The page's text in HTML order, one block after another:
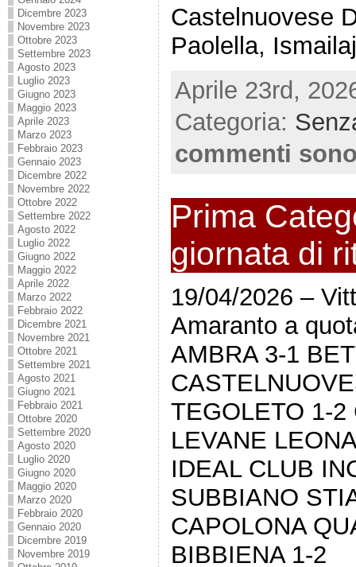
Dicembre 2023
Novembre 2023
Ottobre 2023
Settembre 2023
Agosto 2023
Luglio 2023
Giugno 2023
Maggio 2023
Aprile 2023
Marzo 2023
Febbraio 2023
Gennaio 2023
Dicembre 2022
Novembre 2022
Ottobre 2022
Settembre 2022
Agosto 2022
Luglio 2022
Giugno 2022
Maggio 2022
Aprile 2022
Marzo 2022
Febbraio 2022
Dicembre 2021
Novembre 2021
Ottobre 2021
Settembre 2021
Agosto 2021
Giugno 2021
Febbraio 2021
Ottobre 2020
Settembre 2020
Agosto 2020
Luglio 2020
Giugno 2020
Maggio 2020
Marzo 2020
Febbraio 2020
Gennaio 2020
Dicembre 2019
Novembre 2019
Castelnuovese
Paolella,
Aprile 23rd,
Categoria:
commenti
Prima
giornata di
19/04/2026 –
Amaranto a
AMBRA 3-1
TEGOLETO 1-2
LEVANE
IDEAL CLUB
SUBBIANO
CAPOLONA
BIBBIENA 1-2